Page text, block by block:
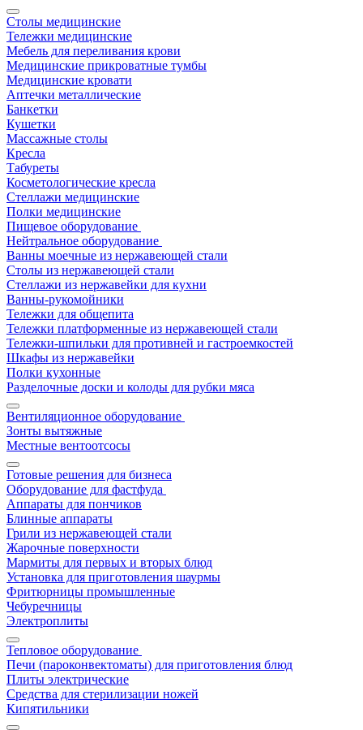
Столы медицинские
Тележки медицинские
Мебель для переливания крови
Медицинские прикроватные тумбы
Медицинские кровати
Аптечки металлические
Банкетки
Кушетки
Массажные столы
Кресла
Табуреты
Косметологические кресла
Стеллажи медицинские
Полки медицинские
Пищевое оборудование
Нейтральное оборудование
Ванны моечные из нержавеющей стали
Столы из нержавеющей стали
Стеллажи из нержавейки для кухни
Ванны-рукомойники
Тележки для общепита
Тележки платформенные из нержавеющей стали
Тележки-шпильки для противней и гастроемкостей
Шкафы из нержавейки
Полки кухонные
Разделочные доски и колоды для рубки мяса
Вентиляционное оборудование
Зонты вытяжные
Местные вентоотсосы
Готовые решения для бизнеса
Оборудование для фастфуда
Аппараты для пончиков
Блинные аппараты
Грили из нержавеющей стали
Жарочные поверхности
Мармиты для первых и вторых блюд
Установка для приготовления шаурмы
Фритюрницы промышленные
Чебуречницы
Электроплиты
Тепловое оборудование
Печи (пароконвектоматы) для приготовления блюд
Плиты электрические
Средства для стерилизации ножей
Кипятильники